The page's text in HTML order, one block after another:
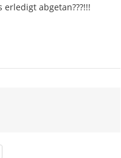
erledigt abgetan???!!!